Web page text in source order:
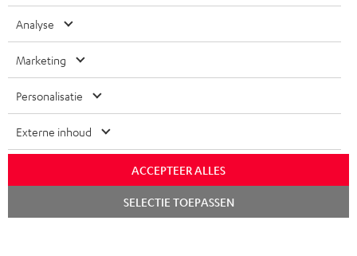
w
s
l
e
t
t
e
BLUETOOTH
CASQUES AUDIO
CASQUES BLUETOOTH AUDIO
SYSTEMES COMPLETS
B2B
BLOG
NEWSLETTER
MAGASINS
MANAGEMENT
SUISSE
PAYS-BAS
chat
Analyse
Marketing
Personalisatie
Externe inhoud
ACCEPTEER ALLES
SELECTIE TOEPASSEN